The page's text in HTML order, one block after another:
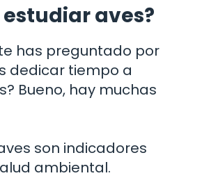
estudiar aves?
has preguntado por
dedicar tiempo a
Bueno, hay muchas
son indicadores
ambiental.